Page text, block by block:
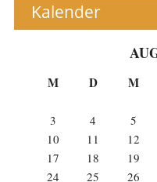
Kalender
M D M
3
4 5
10
11 12
17
18 19
24
25 26